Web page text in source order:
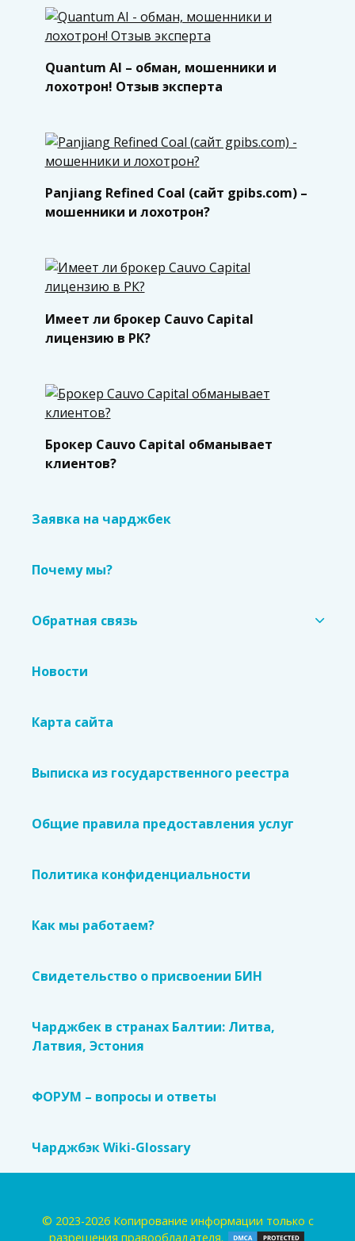
Quantum AI – обман, мошенники и
лохотрон! Отзыв эксперта
Panjiang Refined Coal (сайт gpibs.com) –
мошенники и лохотрон?
Имеет ли брокер Cauvo Capital
лицензию в РК?
Брокер Cauvo Capital обманывает
клиентов?
Заявка на чарджбек
Почему мы?
Обратная связь
Новости
Карта сайта
Выписка из государственного реестра
Общие правила предоставления услуг
Политика конфиденциальности
Как мы работаем?
Свидетельство о присвоении БИН
Чарджбек в странах Балтии: Литва,
Латвия, Эстония
ФОРУМ – вопросы и ответы
Чарджбэк Wiki-Glossary
© 2023-2026 Копирование информации только с
разрешения правообладателя.